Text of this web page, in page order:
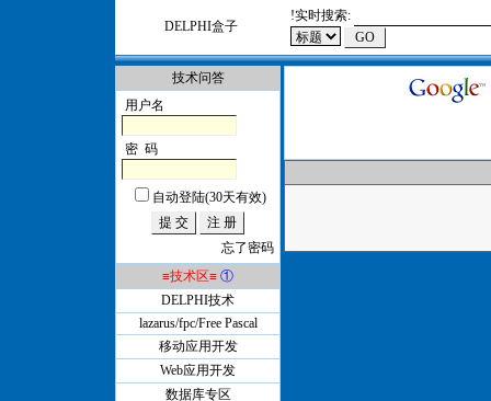
DELPHI盒子
!实时搜索:
技术问答
用户名
密 码
自动登陆(30天有效)
忘了密码
≡技术区≡ ①
DELPHI技术
lazarus/fpc/Free Pascal
移动应用开发
Web应用开发
数据库专区